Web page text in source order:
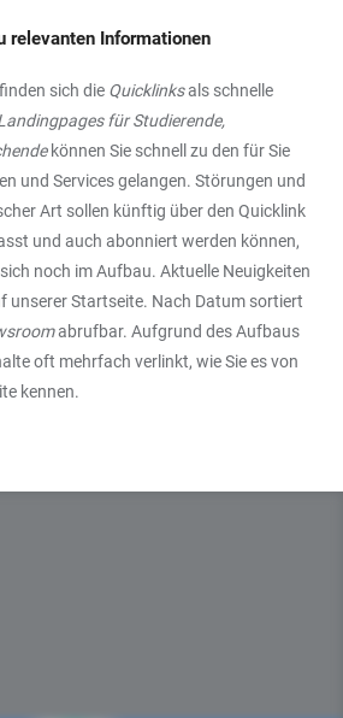
relevanten Informationen
sich die Quicklinksals schnelle
für Studierende,
können Sie schnell zu den für Sie
und Services gelangen. Störungen und
Art sollen künftig über den Quicklink
und auch abonniert werden können,
noch im Aufbau. Aktuelle Neuigkeiten
unserer Startseite. Nach Datum sortiert
abrufbar. Aufgrund des Aufbaus
oft mehrfach verlinkt, wie Sie es von
kennen.